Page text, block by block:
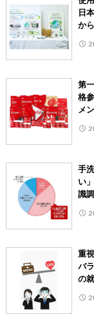
日
か
第
格
メ
手
い
識
重
バ
の